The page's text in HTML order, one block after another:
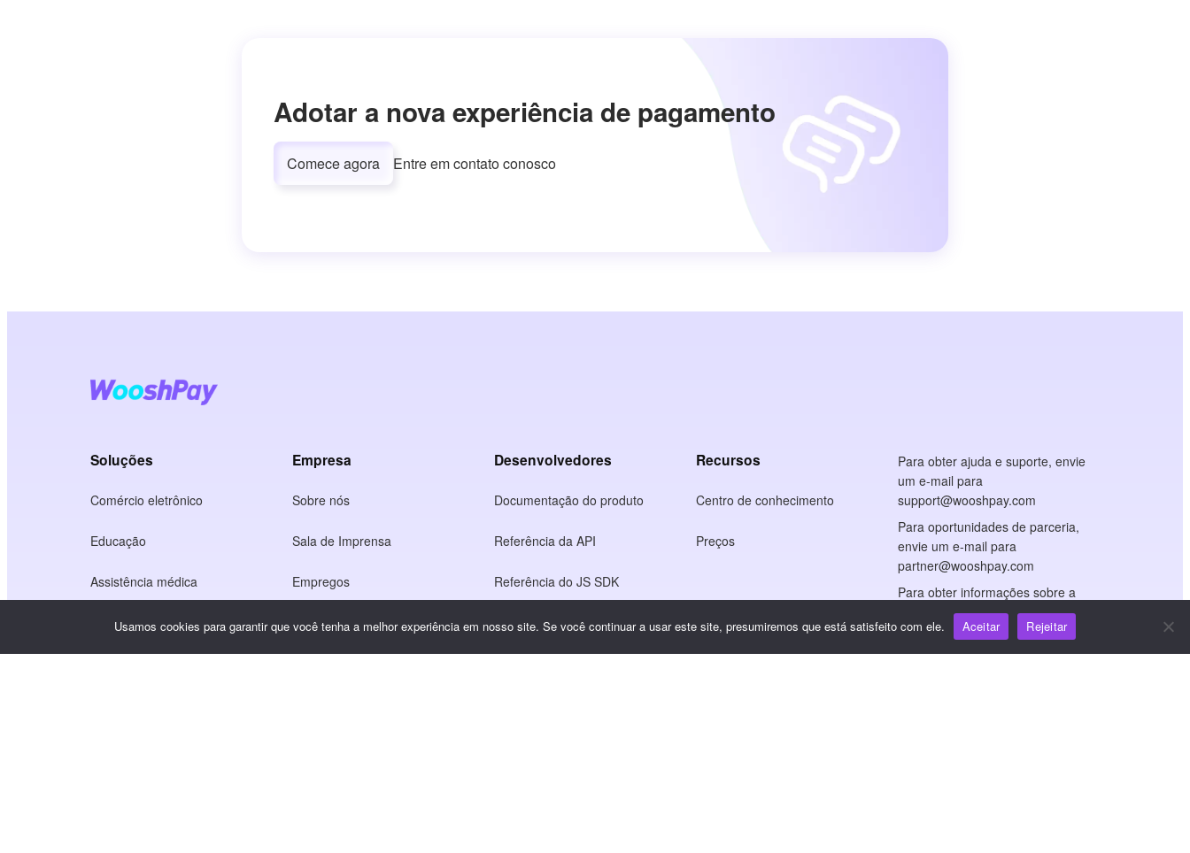
Adotar a nova experiência de pagamento
Comece agora Entre em contato conosco
Soluções
Comércio eletrônico
Educação
Assistência médica
Economia dos criadores
Empresa
Sobre nós
Sala de Imprensa
Empregos
Termos de Serviço
Desenvolvedores
Documentação do produto
Referência da API
Referência do JS SDK
Recursos
Centro de conhecimento
Preços
Para obter ajuda e suporte, envie
um e-mail para
support@wooshpay.com
Para oportunidades de parceria,
envie um e-mail para
partner@wooshpay.com
Para obter informações sobre a
mídia, envie um e-mail para
media@wooshpay.com
Usamos cookies para garantir que você tenha a melhor experiência em nosso site. Se você continuar a usar este site, presumiremos que está satisfeito com ele. Aceitar Rejeitar